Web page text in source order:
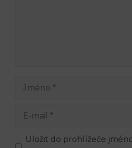
Jméno
Uložit do prohlížeče